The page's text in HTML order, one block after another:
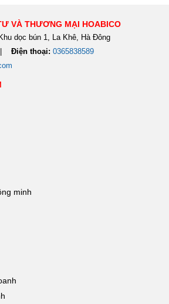
VÀ THƯƠNG MẠI HOABICO
dọc bún 1, La Khê, Hà Đông
Điện thoại: 0365838589
minh